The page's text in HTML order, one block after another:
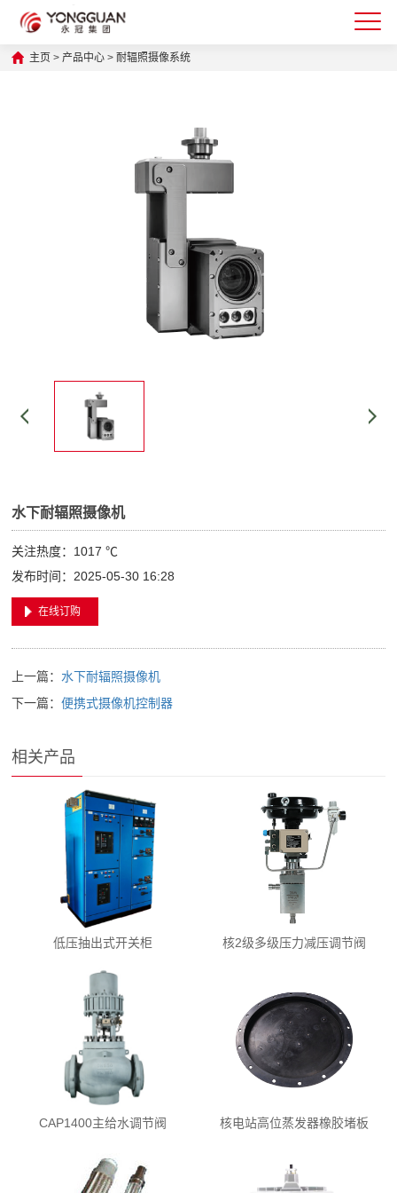
主页 >产品中心 > 耐辐照摄像系统
水下耐辐照摄像机
关注热度： 1017 ℃
发布时间：2025-05-30 16:28
在线订购
上一篇： 水下耐辐照摄像机
下一篇：便携式摄像机控制器
相关产品
低压抽出式开关柜 核2级多级压力减压调节阀
CAP1400主给水调节阀 核电站高位蒸发器橡胶堵板